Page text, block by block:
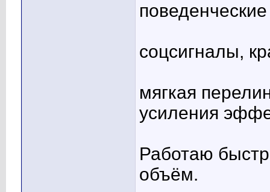
соцсигналы,
мягкая
усиления
Работаю
объём.